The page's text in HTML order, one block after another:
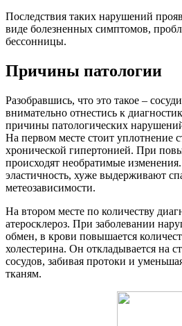
Последствия таких нарушений
виде болезненных симптомов,
бессонницы.
Причины патологии
Разобравшись, что это такое –
внимательно отнестись к
причины патологических
На первом месте стоит уплотнение
хронической гипертонией. При
происходят необратимые
эластичность, хуже выдерживают
метеозависимости.
На втором месте по количеству
атеросклероз. При заболевании
обмен, в крови повышается
холестерина. Он откладывается на
сосудов, забивая протоки и
тканям.